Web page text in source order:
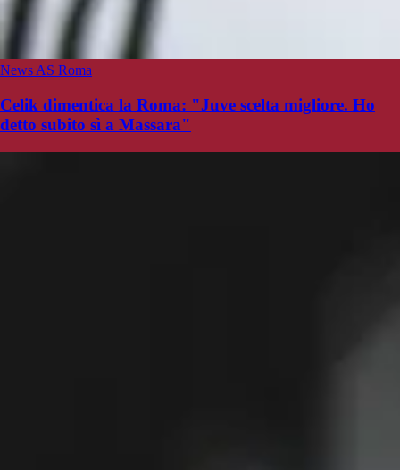
News AS Roma
Celik dimentica la Roma: "Juve scelta migliore. Ho
detto subito sì a Massara"